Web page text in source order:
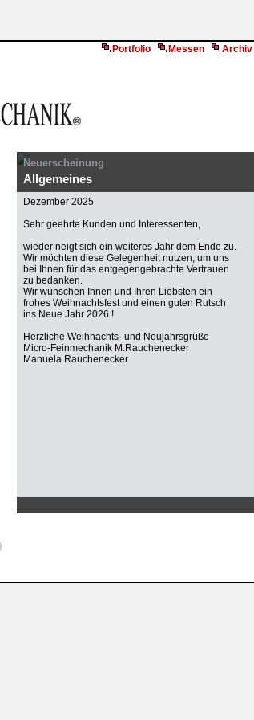
Portfolio Messen Archiv
Neuerscheinung
Allgemeines
Dezember 2025
Sehr geehrte Kunden und Interessenten,
wieder neigt sich ein weiteres Jahr dem Ende zu.
Wir möchten diese Gelegenheit nutzen, um uns
bei Ihnen für das entgegengebrachte Vertrauen
zu bedanken.
Wir wünschen Ihnen und Ihren Liebsten ein
frohes Weihnachtsfest und einen guten Rutsch
ins Neue Jahr 2026 !
Herzliche Weihnachts- und Neujahrsgrüße
Micro-Feinmechanik M.Rauchenecker
Manuela Rauchenecker